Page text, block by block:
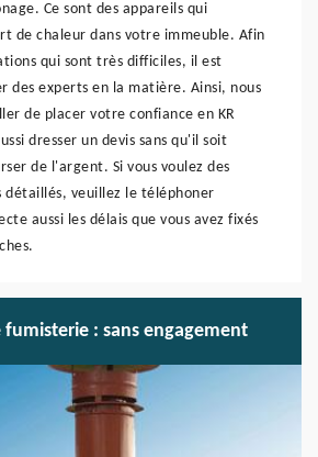
Ce sont des appareils qui
de chaleur dans votre immeuble. Afin
qui sont très difficiles, il est
des experts en la matière. Ainsi, nous
de placer votre confiance en KR
dresser un devis sans qu'il soit
de l'argent. Si vous voulez des
détaillés, veuillez le téléphoner
aussi les délais que vous avez fixés
fumisterie : sans engagement